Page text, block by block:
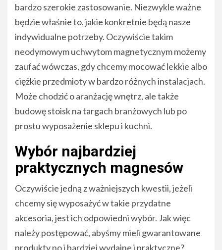
bardzo szerokie zastosowanie. Niezwykle ważne
będzie właśnie to, jakie konkretnie będą nasze
indywidualne potrzeby. Oczywiście takim
neodymowym uchwytom magnetycznym możemy
zaufać wówczas, gdy chcemy mocować lekkie albo
ciężkie przedmioty w bardzo różnych instalacjach.
Może chodzić o aranżację wnętrz, ale także
budowę stoisk na targach branżowych lub po
prostu wyposażenie sklepu i kuchni.
Wybór najbardziej
praktycznych magnesów
Oczywiście jedną z ważniejszych kwestii, jeżeli
chcemy się wyposażyć w takie przydatne
akcesoria, jest ich odpowiedni wybór. Jak więc
należy postępować, abyśmy mieli gwarantowane
produkty no i bardziej wydajne i praktyczne?